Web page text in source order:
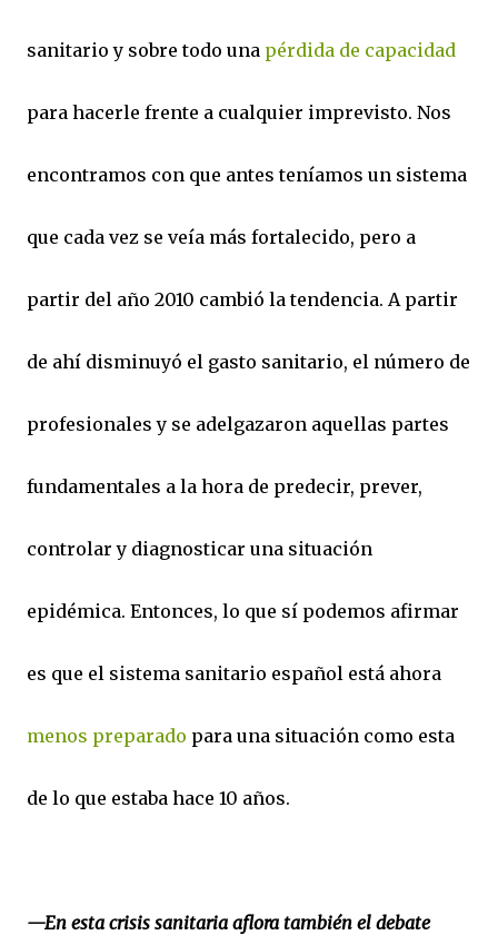
sanitario y sobre todo una pérdida de capacidad
para hacerle frente a cualquier imprevisto. Nos
encontramos con que antes teníamos un sistema
que cada vez se veía más fortalecido, pero a
partir del año 2010 cambió la tendencia. A partir
de ahí disminuyó el gasto sanitario, el número de
profesionales y se adelgazaron aquellas partes
fundamentales a la hora de predecir, prever,
controlar y diagnosticar una situación
epidémica. Entonces, lo que sí podemos afirmar
es que el sistema sanitario español está ahora
menos preparado para una situación como esta
de lo que estaba hace 10 años.
—En esta crisis sanitaria aflora también el debate